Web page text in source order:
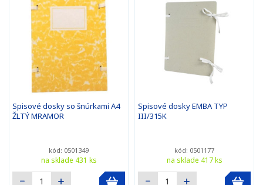
Spisové dosky so šnúrkami A4
ŽLTÝ MRAMOR
kód: 0501349
na sklade 431 ks
Spisové dosky EMBA TYP
III/315K
kód: 0501177
na sklade 417 ks